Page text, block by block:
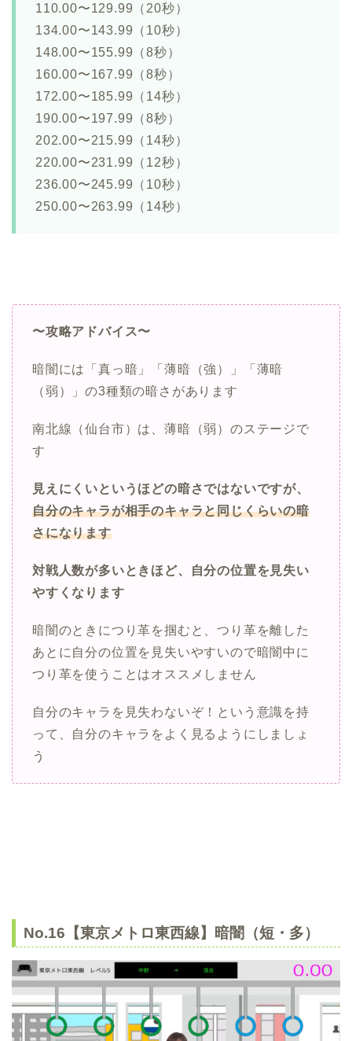
110.00〜129.99（20秒）
134.00〜143.99（10秒）
148.00〜155.99（8秒）
160.00〜167.99（8秒）
172.00〜185.99（14秒）
190.00〜197.99（8秒）
202.00〜215.99（14秒）
220.00〜231.99（12秒）
236.00〜245.99（10秒）
250.00〜263.99（14秒）
〜攻略アドバイス〜
暗闇には「真っ暗」「薄暗（強）」「薄暗
（弱）」の3種類の暗さがあります
南北線（仙台市）は、薄暗（弱）のステージで
す
見えにくいというほどの暗さではないですが、
自分のキャラが相手のキャラと同じくらいの暗
さになります
対戦人数が多いときほど、自分の位置を見失い
やすくなります
暗闇のときにつり革を掴むと、つり革を離した
あとに自分の位置を見失いやすいので暗闇中に
つり革を使うことはオススメしません
自分のキャラを見失わないぞ！という意識を持
って、自分のキャラをよく見るようにしましょ
う
No.16【東京メトロ東西線】暗闇（短・多）